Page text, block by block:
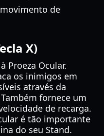
de
X)
Proeza Ocular.
os inimigos em
através da
fornece um
de recarga.
é tão importante
do seu Stand.